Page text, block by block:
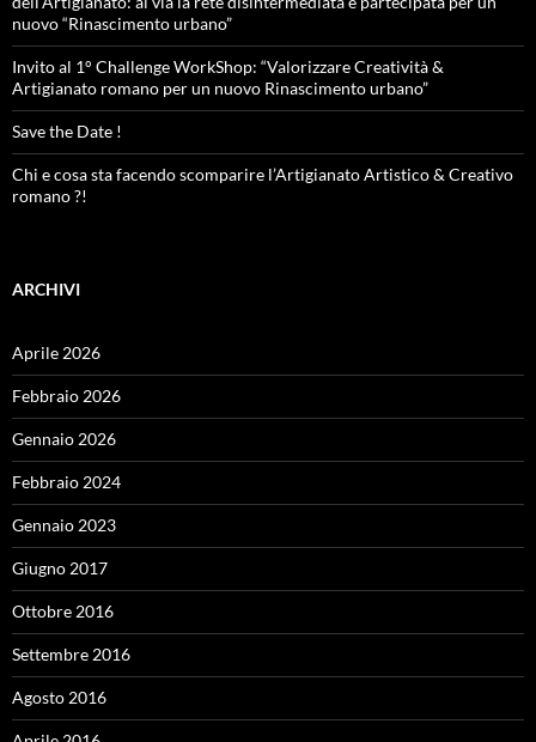
nuovo “Rinascimento urbano”
Invito al 1° Challenge WorkShop: “Valorizzare Creatività &
Artigianato romano per un nuovo Rinascimento urbano”
Save the Date !
Chi e cosa sta facendo scomparire l’Artigianato Artistico & Creativo
romano ?!
ARCHIVI
Aprile 2026
Febbraio 2026
Gennaio 2026
Febbraio 2024
Gennaio 2023
Giugno 2017
Ottobre 2016
Settembre 2016
Agosto 2016